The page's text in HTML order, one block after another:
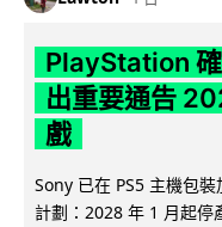
PlayStation
出重要通告
戲
Sony 已在 PS5 主機包
計劃：2028 年 1 月起停